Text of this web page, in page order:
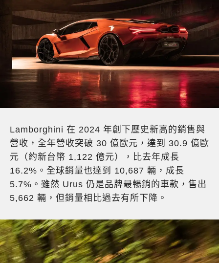
Lamborghini 在 2024 年創下歷史新高的銷售與
營收，全年營收突破 30 億歐元，達到 30.9 億歐
元（約新台幣 1,122 億元），比去年成長
16.2%。全球銷量也達到 10,687 輛，成長
5.7%。雖然 Urus 仍是品牌最暢銷的車款，售出
5,662 輛，但銷量相比過去有所下降。